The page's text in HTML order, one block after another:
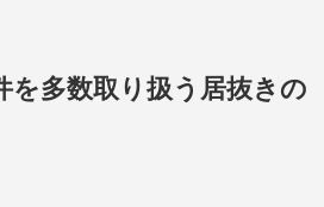
を多数取り扱う居抜きの